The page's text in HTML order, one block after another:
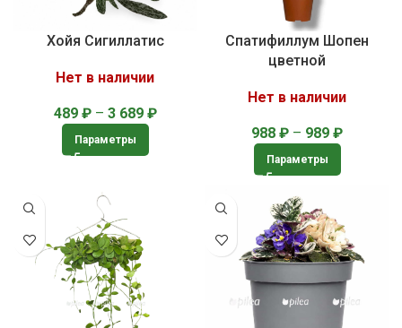
Хойя Сигиллатис
Нет в наличии
489 ₽ – 3 689 ₽
Параметры
Спатифиллум Шопен
цветной
Нет в наличии
988 ₽ – 989 ₽
Параметры